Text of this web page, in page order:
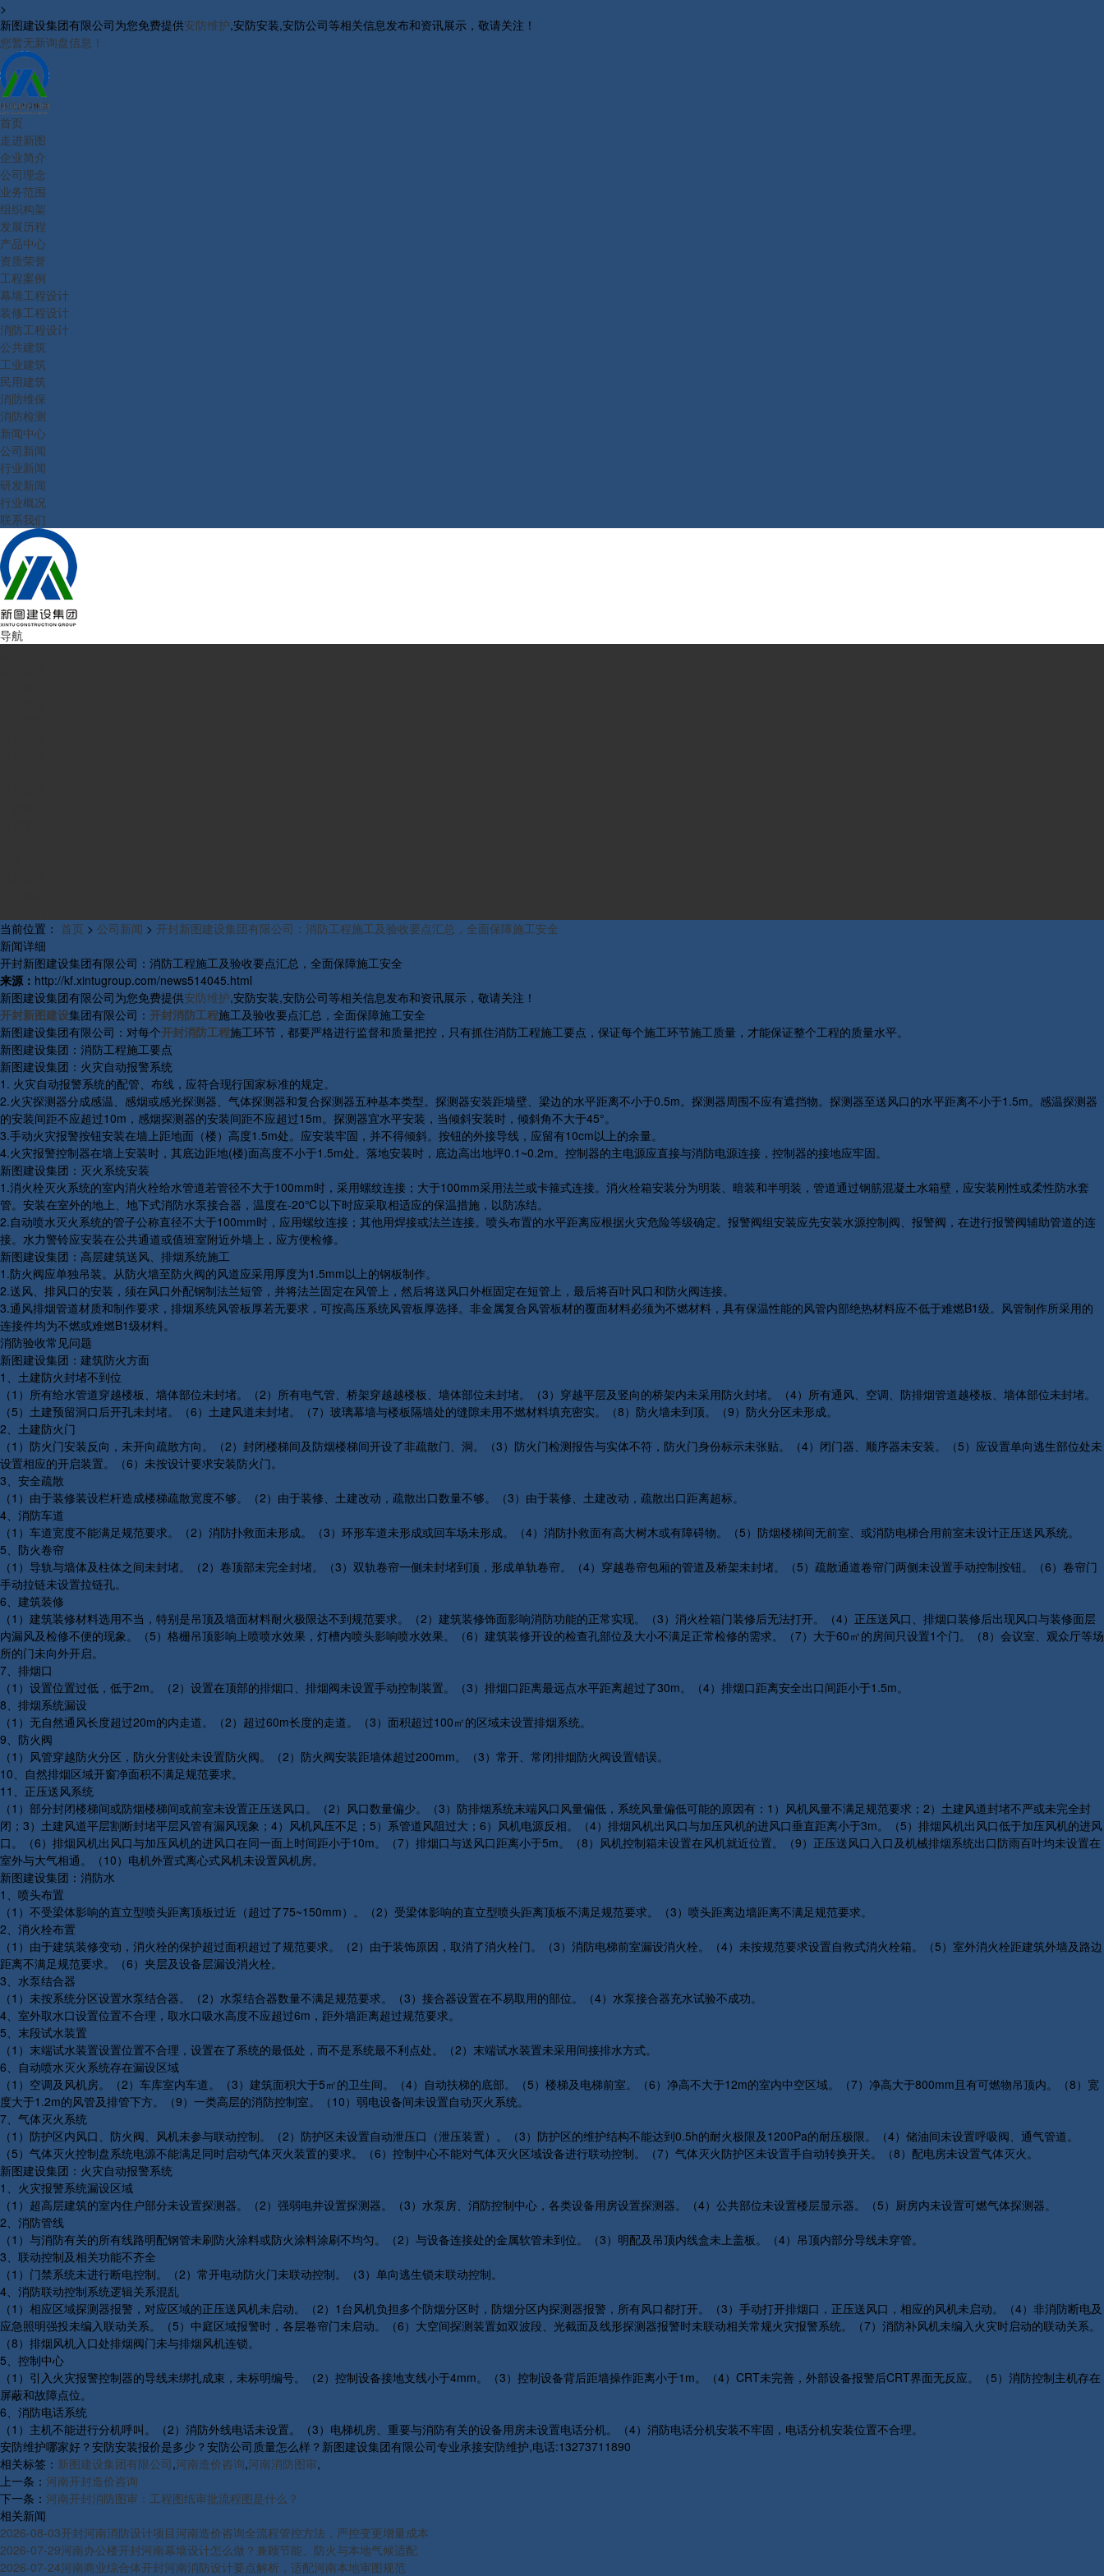
>
新图建设集团有限公司为您免费提供安防维护,安防安装,安防公司等相关信息发布和资讯展示，敬请关注！
您暂无新询盘信息！
首页
走进新图
企业简介
公司理念
业务范围
组织构架
发展历程
产品中心
资质荣誉
工程案例
幕墙工程设计
装修工程设计
消防工程设计
公共建筑
工业建筑
民用建筑
消防维保
消防检测
新闻中心
公司新闻
行业新闻
研发新闻
行业概况
联系我们
导航
当前位置： 首页 > 公司新闻 > 开封新图建设集团有限公司：消防工程施工及验收要点汇总，全面保障施工安全
新闻详细
开封新图建设集团有限公司：消防工程施工及验收要点汇总，全面保障施工安全
来源： http://kf.xintugroup.com/news514045.html
新图建设集团有限公司为您免费提供安防维护,安防安装,安防公司等相关信息发布和资讯展示，敬请关注！
开封新图建设集团有限公司： 开封消防工程施工及验收要点汇总，全面保障施工安全
新图建设集团有限公司：对每个开封消防工程施工环节，都要严格进行监督和质量把控，只有抓住消防工程施工要点，保证每个施工环节施工质量，才能保证整个工程的质量水平。
新图建设集团：消防工程施工要点
新图建设集团：火灾自动报警系统
1. 火灾自动报警系统的配管、布线，应符合现行国家标准的规定。
2.火灾探测器分成感温、感烟或感光探测器、气体探测器和复合探测器五种基本类型。探测器安装距墙壁、梁边的水平距离不小于0.5m。探测器周围不应有遮挡物。探测器至送风口的水平距离不小于1.5m。感温探测器
的安装间距不应超过10m，感烟探测器的安装间距不应超过15m。探测器宜水平安装，当倾斜安装时，倾斜角不大于45°。
3.手动火灾报警按钮安装在墙上距地面（楼）高度1.5m处。应安装牢固，并不得倾斜。按钮的外接导线，应留有10cm以上的余量。
4.火灾报警控制器在墙上安装时，其底边距地(楼)面高度不小于1.5m处。落地安装时，底边高出地坪0.1~0.2m。控制器的主电源应直接与消防电源连接，控制器的接地应牢固。
新图建设集团：灭火系统安装
1.消火栓灭火系统的室内消火栓给水管道若管径不大于100mm时，采用螺纹连接；大于100mm采用法兰或卡箍式连接。消火栓箱安装分为明装、暗装和半明装，管道通过钢筋混凝土水箱壁，应安装刚性或柔性防水套
管。安装在室外的地上、地下式消防水泵接合器，温度在-20℃以下时应采取相适应的保温措施，以防冻结。
2.自动喷水灭火系统的管子公称直径不大于100mm时，应用螺纹连接；其他用焊接或法兰连接。喷头布置的水平距离应根据火灾危险等级确定。报警阀组安装应先安装水源控制阀、报警阀，在进行报警阀辅助管道的连
接。水力警铃应安装在公共通道或值班室附近外墙上，应方便检修。
新图建设集团：高层建筑送风、排烟系统施工
1.防火阀应单独吊装。从防火墙至防火阀的风道应采用厚度为1.5mm以上的钢板制作。
2.送风、排风口的安装，须在风口外配钢制法兰短管，并将法兰固定在风管上，然后将送风口外框固定在短管上，最后将百叶风口和防火阀连接。
3.通风排烟管道材质和制作要求，排烟系统风管板厚若无要求，可按高压系统风管板厚选择。非金属复合风管板材的覆面材料必须为不燃材料，具有保温性能的风管内部绝热材料应不低于难燃B1级。风管制作所采用的
连接件均为不燃或难燃B1级材料。
消防验收常见问题
新图建设集团：建筑防火方面
1、土建防火封堵不到位
（1）所有给水管道穿越楼板、墙体部位未封堵。（2）所有电气管、桥架穿越越楼板、墙体部位未封堵。（3）穿越平层及竖向的桥架内未采用防火封堵。（4）所有通风、空调、防排烟管道越楼板、墙体部位未封堵。
（5）土建预留洞口后开孔未封堵。（6）土建风道未封堵。（7）玻璃幕墙与楼板隔墙处的缝隙未用不燃材料填充密实。（8）防火墙未到顶。（9）防火分区未形成。
2、土建防火门
（1）防火门安装反向，未开向疏散方向。（2）封闭楼梯间及防烟楼梯间开设了非疏散门、洞。（3）防火门检测报告与实体不符，防火门身份标示未张贴。（4）闭门器、顺序器未安装。（5）应设置单向逃生部位处未
设置相应的开启装置。（6）未按设计要求安装防火门。
3、安全疏散
（1）由于装修装设栏杆造成楼梯疏散宽度不够。（2）由于装修、土建改动，疏散出口数量不够。（3）由于装修、土建改动，疏散出口距离超标。
4、消防车道
（1）车道宽度不能满足规范要求。（2）消防扑救面未形成。（3）环形车道未形成或回车场未形成。（4）消防扑救面有高大树木或有障碍物。（5）防烟楼梯间无前室、或消防电梯合用前室未设计正压送风系统。
5、防火卷帘
（1）导轨与墙体及柱体之间未封堵。（2）卷顶部未完全封堵。（3）双轨卷帘一侧未封堵到顶，形成单轨卷帘。（4）穿越卷帘包厢的管道及桥架未封堵。（5）疏散通道卷帘门两侧未设置手动控制按钮。（6）卷帘门
手动拉链未设置拉链孔。
6、建筑装修
（1）建筑装修材料选用不当，特别是吊顶及墙面材料耐火极限达不到规范要求。（2）建筑装修饰面影响消防功能的正常实现。（3）消火栓箱门装修后无法打开。（4）正压送风口、排烟口装修后出现风口与装修面层
内漏风及检修不便的现象。（5）格栅吊顶影响上喷喷水效果，灯槽内喷头影响喷水效果。（6）建筑装修开设的检查孔部位及大小不满足正常检修的需求。（7）大于60㎡的房间只设置1个门。（8）会议室、观众厅等场
所的门未向外开启。
7、排烟口
（1）设置位置过低，低于2m。（2）设置在顶部的排烟口、排烟阀未设置手动控制装置。（3）排烟口距离最远点水平距离超过了30m。（4）排烟口距离安全出口间距小于1.5m。
8、排烟系统漏设
（1）无自然通风长度超过20m的内走道。（2）超过60m长度的走道。（3）面积超过100㎡的区域未设置排烟系统。
9、防火阀
（1）风管穿越防火分区，防火分割处未设置防火阀。（2）防火阀安装距墙体超过200mm。（3）常开、常闭排烟防火阀设置错误。
10、自然排烟区域开窗净面积不满足规范要求。
11、正压送风系统
（1）部分封闭楼梯间或防烟楼梯间或前室未设置正压送风口。（2）风口数量偏少。（3）防排烟系统末端风口风量偏低，系统风量偏低可能的原因有：1）风机风量不满足规范要求；2）土建风道封堵不严或未完全封
闭；3）土建风道平层割断封堵平层风管有漏风现象；4）风机风压不足；5）系管道风阻过大；6）风机电源反相。（4）排烟风机出风口与加压风机的进风口垂直距离小于3m。（5）排烟风机出风口低于加压风机的进风
口。（6）排烟风机出风口与加压风机的进风口在同一面上时间距小于10m。（7）排烟口与送风口距离小于5m。（8）风机控制箱未设置在风机就近位置。（9）正压送风口入口及机械排烟系统出口防雨百叶均未设置在
室外与大气相通。（10）电机外置式离心式风机未设置风机房。
新图建设集团：消防水
1、喷头布置
（1）不受梁体影响的直立型喷头距离顶板过近（超过了75~150mm）。（2）受梁体影响的直立型喷头距离顶板不满足规范要求。（3）喷头距离边墙距离不满足规范要求。
2、消火栓布置
（1）由于建筑装修变动，消火栓的保护超过面积超过了规范要求。（2）由于装饰原因，取消了消火栓门。（3）消防电梯前室漏设消火栓。（4）未按规范要求设置自救式消火栓箱。（5）室外消火栓距建筑外墙及路边
距离不满足规范要求。（6）夹层及设备层漏设消火栓。
3、水泵结合器
（1）未按系统分区设置水泵结合器。（2）水泵结合器数量不满足规范要求。（3）接合器设置在不易取用的部位。（4）水泵接合器充水试验不成功。
4、室外取水口设置位置不合理，取水口吸水高度不应超过6m，距外墙距离超过规范要求。
5、末段试水装置
（1）末端试水装置设置位置不合理，设置在了系统的最低处，而不是系统最不利点处。（2）末端试水装置未采用间接排水方式。
6、自动喷水灭火系统存在漏设区域
（1）空调及风机房。（2）车库室内车道。（3）建筑面积大于5㎡的卫生间。（4）自动扶梯的底部。（5）楼梯及电梯前室。（6）净高不大于12m的室内中空区域。（7）净高大于800mm且有可燃物吊顶内。（8）宽
度大于1.2m的风管及排管下方。（9）一类高层的消防控制室。（10）弱电设备间未设置自动灭火系统。
7、气体灭火系统
（1）防护区内风口、防火阀、风机未参与联动控制。（2）防护区未设置自动泄压口（泄压装置）。（3）防护区的维护结构不能达到0.5h的耐火极限及1200Pa的耐压极限。（4）储油间未设置呼吸阀、通气管道。
（5）气体灭火控制盘系统电源不能满足同时启动气体灭火装置的要求。（6）控制中心不能对气体灭火区域设备进行联动控制。（7）气体灭火防护区未设置手自动转换开关。（8）配电房未设置气体灭火。
新图建设集团：火灾自动报警系统
1、火灾报警系统漏设区域
（1）超高层建筑的室内住户部分未设置探测器。（2）强弱电井设置探测器。（3）水泵房、消防控制中心，各类设备用房设置探测器。（4）公共部位未设置楼层显示器。（5）厨房内未设置可燃气体探测器。
2、消防管线
（1）与消防有关的所有线路明配钢管未刷防火涂料或防火涂料涂刷不均匀。（2）与设备连接处的金属软管未到位。（3）明配及吊顶内线盒未上盖板。（4）吊顶内部分导线未穿管。
3、联动控制及相关功能不齐全
（1）门禁系统未进行断电控制。（2）常开电动防火门未联动控制。（3）单向逃生锁未联动控制。
4、消防联动控制系统逻辑关系混乱
（1）相应区域探测器报警，对应区域的正压送风机未启动。（2）1台风机负担多个防烟分区时，防烟分区内探测器报警，所有风口都打开。（3）手动打开排烟口，正压送风口，相应的风机未启动。（4）非消防断电及
应急照明强投未编入联动关系。（5）中庭区域报警时，各层卷帘门未启动。（6）大空间探测装置如双波段、光截面及线形探测器报警时未联动相关常规火灾报警系统。（7）消防补风机未编入火灾时启动的联动关系。
（8）排烟风机入口处排烟阀门未与排烟风机连锁。
5、控制中心
（1）引入火灾报警控制器的导线未绑扎成束，未标明编号。（2）控制设备接地支线小于4mm。（3）控制设备背后距墙操作距离小于1m。（4）CRT未完善，外部设备报警后CRT界面无反应。（5）消防控制主机存在
屏蔽和故障点位。
6、消防电话系统
（1）主机不能进行分机呼叫。（2）消防外线电话未设置。（3）电梯机房、重要与消防有关的设备用房未设置电话分机。（4）消防电话分机安装不牢固，电话分机安装位置不合理。
安防维护哪家好？安防安装报价是多少？安防公司质量怎么样？新图建设集团有限公司专业承接安防维护,电话:13273711890
相关标签： 新图建设集团有限公司,河南造价咨询,河南消防图审,
上一条： 河南开封造价咨询
下一条： 河南开封消防图审：工程图纸审批流程图是什么？
相关新闻
2026-08-03开封河南消防设计项目河南造价咨询全流程管控方法，严控变更增量成本
2026-07-29河南办公楼开封河南幕墙设计怎么做？兼顾节能、防火与本地气候适配
2026-07-24河南商业综合体开封河南消防设计要点解析，适配河南本地审图规范